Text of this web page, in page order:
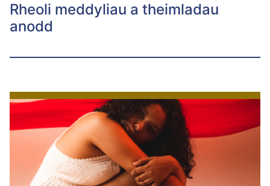
Rheoli meddyliau a theimladau
anodd